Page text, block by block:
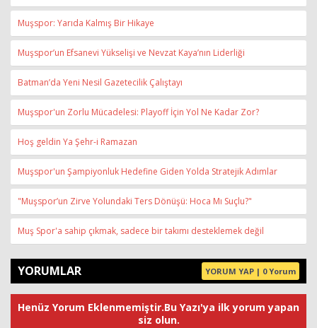
Muşspor: Yarıda Kalmış Bir Hikaye
Muşspor’un Efsanevi Yükselişi ve Nevzat Kaya’nın Liderliği
Batman’da Yeni Nesil Gazetecilik Çalıştayı
Muşspor'un Zorlu Mücadelesi: Playoff İçin Yol Ne Kadar Zor?
Hoş geldin Ya Şehr-i Ramazan
Muşspor'un Şampiyonluk Hedefine Giden Yolda Stratejik Adımlar
"Muşspor’un Zirve Yolundaki Ters Dönüşü: Hoca Mı Suçlu?"
Muş Spor'a sahip çıkmak, sadece bir takımı desteklemek değil
YORUMLAR YORUM YAP | 0 Yorum
Henüz Yorum Eklenmemiştir.Bu Yazı'ya ilk yorum yapan
siz olun.